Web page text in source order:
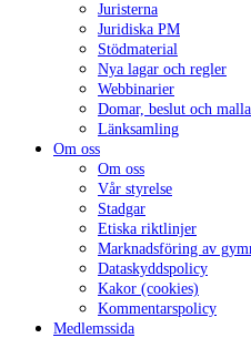
Juristerna
Juridiska PM
Stödmaterial
Nya lagar och regler
Webbinarier
Domar, beslut och
Länksamling
Om oss
Om oss
Vår styrelse
Stadgar
Etiska riktlinjer
Marknadsföring av
Dataskyddspolicy
Kakor (cookies)
Kommentarspolicy
Medlemssida